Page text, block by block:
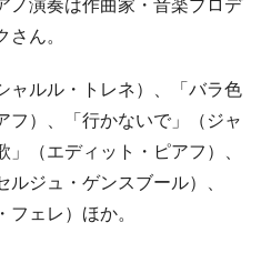
ん。
ルル・トレネ）、「バラ色
フ）、「行かないで」（ジャ
（エディット・ピアフ）、
ルジュ・ゲンスブール）、
フェレ）ほか。